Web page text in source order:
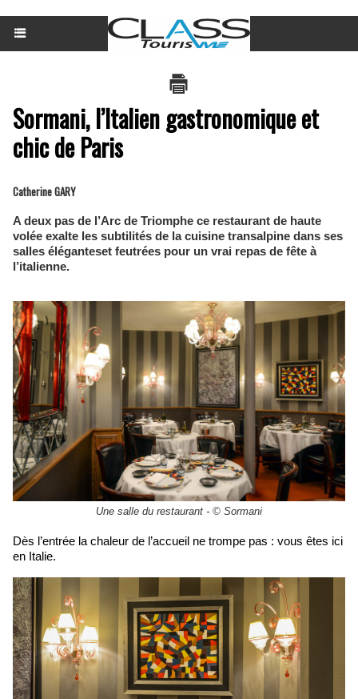
Sormani, l’Italien gastronomique et
chic de Paris
Catherine GARY
A deux pas de l’Arc de Triomphe ce restaurant de haute
volée exalte les subtilités de la cuisine transalpine dans ses
salles éléganteset feutrées pour un vrai repas de fête à
l’italienne.
Une salle du restaurant - © Sormani
Dès l’entrée la chaleur de l’accueil ne trompe pas : vous êtes ici
en Italie.